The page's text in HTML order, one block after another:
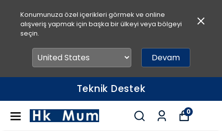
Konumunuza özel içerikleri görmek ve online
alışveriş yapmak için başka bir ülkeyi veya bölgeyi
seçin.
Devam
Teknik Destek
0